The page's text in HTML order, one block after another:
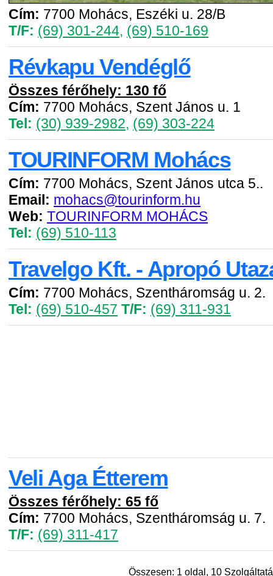
Cím: 7700 Mohács, Eszéki u. 28/B
T/F: (69) 301-244, (69) 510-169
Révkapu Vendéglő
Összes férőhely: 130 fő
Cím: 7700 Mohács, Szent János u. 1
Tel: (30) 939-2982, (69) 303-224
TOURINFORM Mohács
Cím: 7700 Mohács, Szent János utca 5..
Email: mohacs@tourinform.hu
Web: TOURINFORM MOHÁCS
Tel: (69) 510-113
Travelgo Kft. - Apropó
Cím: 7700 Mohács, Szentháromság u. 2.
Tel: (69) 510-457 T/F: (69) 311-931
Veli Aga Étterem
Összes férőhely: 65 fő
Cím: 7700 Mohács, Szentháromság u. 7.
T/F: (69) 311-417
Összesen: 1 oldal, 10